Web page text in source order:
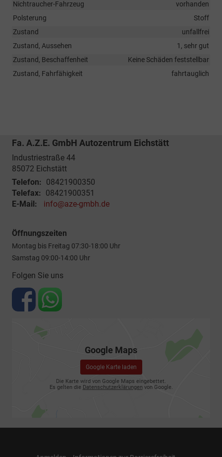
Nichtraucher-Fahrzeug
vorhanden
Polsterung
Stoff
Zustand
unfallfrei
Zustand, Aussehen
1, sehr gut
Zustand, Beschaffenheit
Keine Schäden feststellbar
Zustand, Fahrfähigkeit
fahrtauglich
Fa. A.Z.E. GmbH Autozentrum Eichstätt
Industriestraße 44
85072 Eichstätt
Telefon: 08421900350
Telefax: 08421900351
E-Mail:
info@aze-gmbh.de
Öffnungszeiten
Montag bis Freitag 07:30-18:00 Uhr
Samstag 09:00-14:00 Uhr
Folgen Sie uns
Google Maps
Google Karte laden
Die Karte wird von Google Maps eingebettet.
Es gelten die Datenschutzerklärungen von Google.